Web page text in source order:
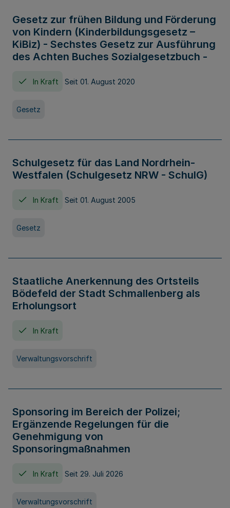
Gesetz zur frühen Bildung und Förderung
von Kindern (Kinderbildungsgesetz –
KiBiz) - Sechstes Gesetz zur Ausführung
des Achten Buches Sozialgesetzbuch -
In Kraft Seit 01. August 2020
Gesetz
Schulgesetz für das Land Nordrhein-
Westfalen (Schulgesetz NRW - SchulG)
In Kraft Seit 01. August 2005
Gesetz
Staatliche Anerkennung des Ortsteils
Bödefeld der Stadt Schmallenberg als
Erholungsort
In Kraft
Verwaltungsvorschrift
Sponsoring im Bereich der Polizei;
Ergänzende Regelungen für die
Genehmigung von
Sponsoringmaßnahmen
In Kraft Seit 29. Juli 2026
Verwaltungsvorschrift